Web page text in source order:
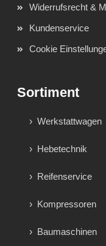
Widerrufsrecht &
Kundenservice
Cookie
Sortiment
Werkstattwagen
Hebetechnik
Reifenservice
Kompressoren
Baumaschinen